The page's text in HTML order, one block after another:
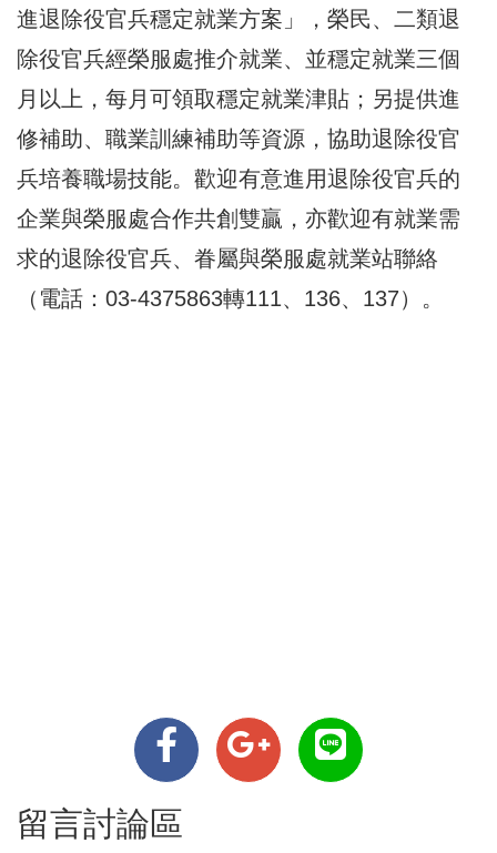
進退除役官兵穩定就業方案」，榮民、二類退
除役官兵經榮服處推介就業、並穩定就業三個
月以上，每月可領取穩定就業津貼；另提供進
修補助、職業訓練補助等資源，協助退除役官
兵培養職場技能。歡迎有意進用退除役官兵的
企業與榮服處合作共創雙贏，亦歡迎有就業需
求的退除役官兵、眷屬與榮服處就業站聯絡
（電話：03-4375863轉111、136、137）。
留言討論區